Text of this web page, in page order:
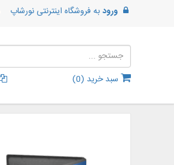
ورودبه فروشگاه اینترنتی نورشاپ
سبد خرید (0
)